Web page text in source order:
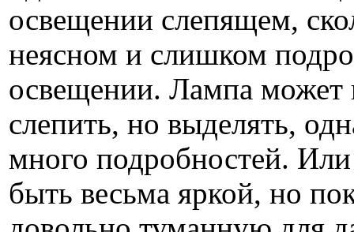
освещении слепящем,
неясном и слишком
освещении. Лампа может
слепить, но выделять,
много подробностей.
быть весьма яркой, но